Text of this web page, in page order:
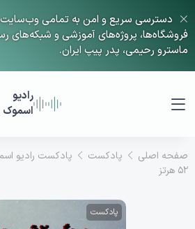
دسترسی سریع و امن به تمامی
فروشگاه‌ها، پروژه‌های آموزشی و شبکه‌های
ماسترو رحیمی، پدر پیپ ایران.
رادیو
اسموک
صفحه اصلی پادکست
پادکست رادیو
52 هرتز
پادکست